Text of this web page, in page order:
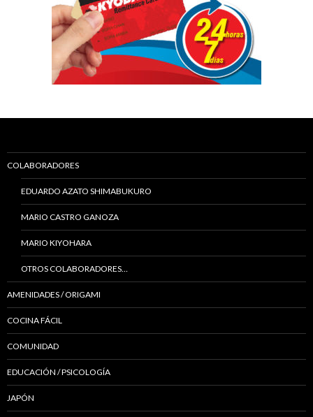
COLABORADORES
EDUARDO AZATO SHIMABUKURO
MARIO CASTRO GANOZA
MARIO KIYOHARA
OTROS COLABORADORES…
AMENIDADES / ORIGAMI
COCINA FÁCIL
COMUNIDAD
EDUCACIÓN / PSICOLOGÍA
JAPÓN